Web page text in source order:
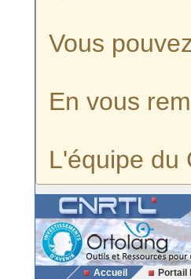
Vous
En vous
L'équipe du
Accueil Portail